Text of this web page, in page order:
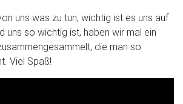
uns was zu tun, wichtig ist es uns auf
uns so wichtig ist, haben wir mal ein
die man so
Viel Spaß!